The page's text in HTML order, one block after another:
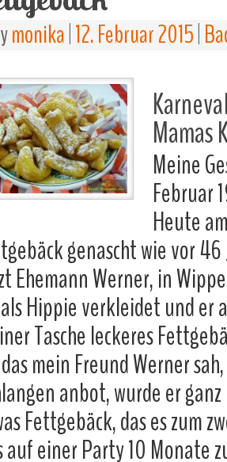
monika 12. Februar 2015
Mamas
Meine
Februar
Heute
genascht wie vor
Ehemann Werner, in
Hippie verkleidet und er
Tasche leckeres
mein Freund Werner
anbot, wurde er
Fettgebäck, das es zum
auf einer Party 10